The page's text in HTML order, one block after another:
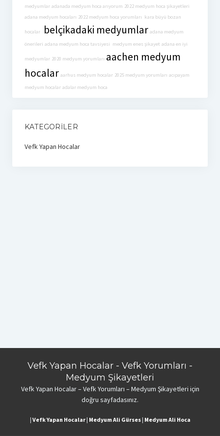
medyumlar adanada medyum hoca arıyorum 2022 medyum hoca şikayetleri
adana medyum hocaları 2022 medyum hoca yorumları kara büyü bozan
hocalar belçikadaki medyumlar adana medyum
önerileri adana medyum hoca tavsiyesi medyum enes şikayet adana en iyi
medyumlar 2020 medyum yorumları aachen medyum
hocalar aarhus medyum hocalar 2025 medyum yorumları acıpayam
medyum hocalar adalar medyum hoca
KATEGORILER
Vefk Yapan Hocalar
Vefk Yapan Hocalar - Vefk Yorumları -
Medyum Şikayetleri
Vefk Yapan Hocalar – Vefk Yorumları – Medyum Şikayetleri için
doğru sayfadasınız.
| Vefk Yapan Hocalar| Medyum Ali Gürses| Medyum Ali Hoca